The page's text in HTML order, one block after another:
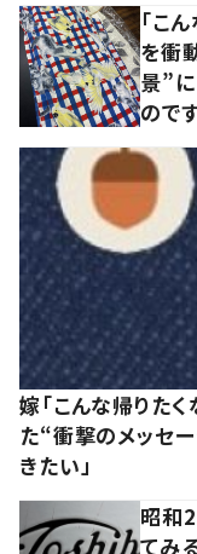
「こ
を衝
景”
のです
嫁「こんな帰りた
た“衝撃のメッセ
きたい」
昭和
てみ